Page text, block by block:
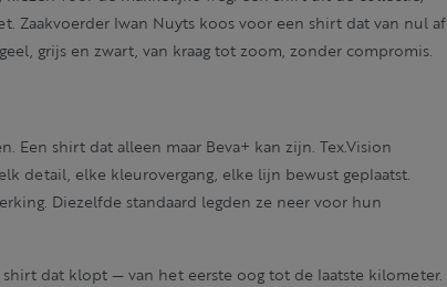
Zaakvoerder Iwan Nuyts koos voor een shirt dat van nul af
grijs en zwart, van kraag tot zoom, zonder compromis.
shirt dat alleen maar Beva+ kan zijn. Tex.Vision
detail, elke kleurovergang, elke lijn bewust geplaatst.
Diezelfde standaard legden ze neer voor hun
dat klopt — van het eerste oog tot de laatste kilometer.